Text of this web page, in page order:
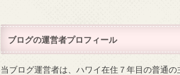
ブログの運営者プロフィール
当ブログ運営者は、ハワイ在住７年目の普通の